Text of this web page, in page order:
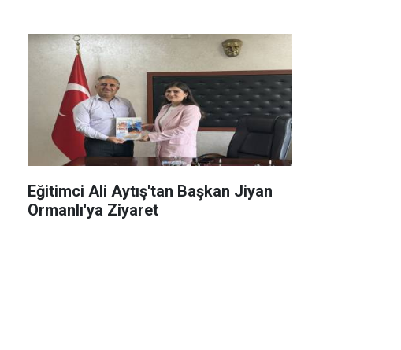
Eğitimci Ali Aytış'tan Başkan Jiyan
Ormanlı'ya Ziyaret